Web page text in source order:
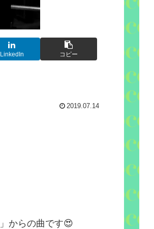
LinkedIn コピー
2019.07.14
」からの曲です😍